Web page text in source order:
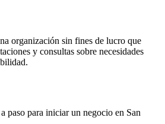
organización sin fines de lucro que
y consultas sobre necesidades
paso para iniciar un negocio en San